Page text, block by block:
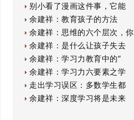
别小看了漫画这件事，它能
余建祥：教育孩子的方法
余建祥：思维的六个层次，你
余建祥：是什么让孩子失去
余建祥：学习力教育中的“
余建祥：学习力六要素之学
走出学习误区：多数学生都
余建祥：深度学习将是未来